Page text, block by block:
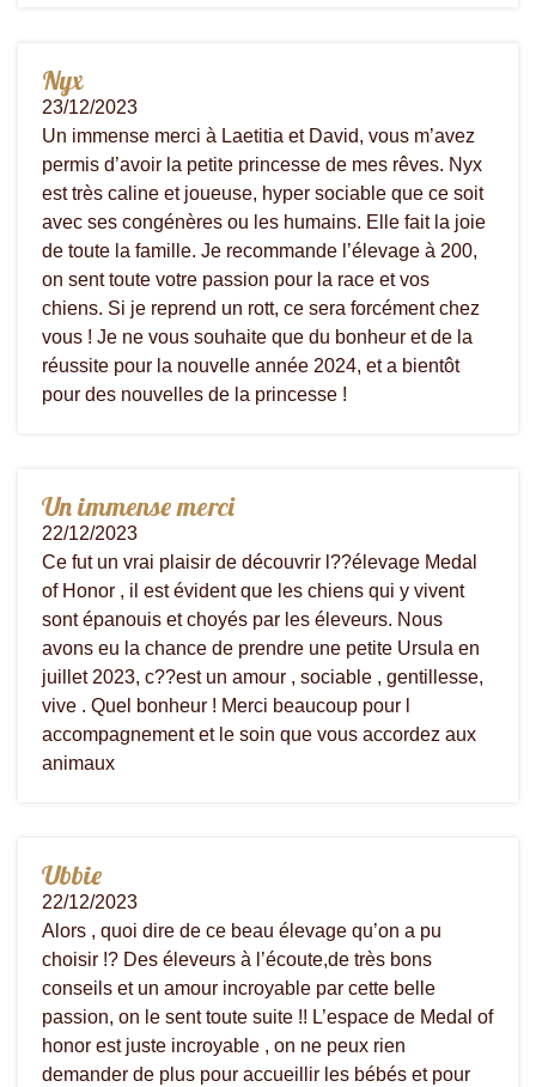
Nyx
23/12/2023
Un immense merci à Laetitia et David, vous m’avez
permis d’avoir la petite princesse de mes rêves. Nyx
est très caline et joueuse, hyper sociable que ce soit
avec ses congénères ou les humains. Elle fait la joie
de toute la famille. Je recommande l’élevage à 200,
on sent toute votre passion pour la race et vos
chiens. Si je reprend un rott, ce sera forcément chez
vous ! Je ne vous souhaite que du bonheur et de la
réussite pour la nouvelle année 2024, et a bientôt
pour des nouvelles de la princesse !
Un immense merci
22/12/2023
Ce fut un vrai plaisir de découvrir l??élevage Medal
of Honor , il est évident que les chiens qui y vivent
sont épanouis et choyés par les éleveurs. Nous
avons eu la chance de prendre une petite Ursula en
juillet 2023, c??est un amour , sociable , gentillesse,
vive . Quel bonheur ! Merci beaucoup pour l
accompagnement et le soin que vous accordez aux
animaux
Ubbie
22/12/2023
Alors , quoi dire de ce beau élevage qu’on a pu
choisir !? Des éleveurs à l’écoute,de très bons
conseils et un amour incroyable par cette belle
passion, on le sent toute suite !! L’espace de Medal of
honor est juste incroyable , on ne peux rien
demander de plus pour accueillir les bébés et pour